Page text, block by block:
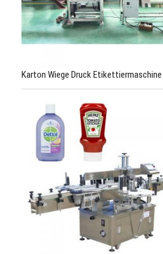
Karton Wiege Druck Etikettiermaschine